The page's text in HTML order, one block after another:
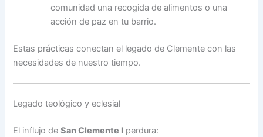
comunidad una recogida de alimentos o una
acción de paz en tu barrio.
Estas prácticas conectan el legado de Clemente con las
necesidades de nuestro tiempo.
Legado teológico y eclesial
El influjo deSan Clemente I perdura: